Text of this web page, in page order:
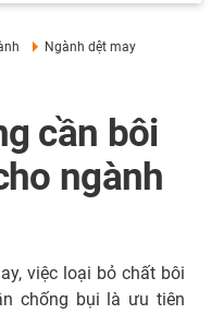
Ngành dệt may
cần bôi
ngành
việc loại bỏ chất bôi
chống bụi là ưu tiên